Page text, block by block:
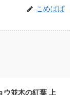
こめぱぱ
ウ並木の紅葉 上